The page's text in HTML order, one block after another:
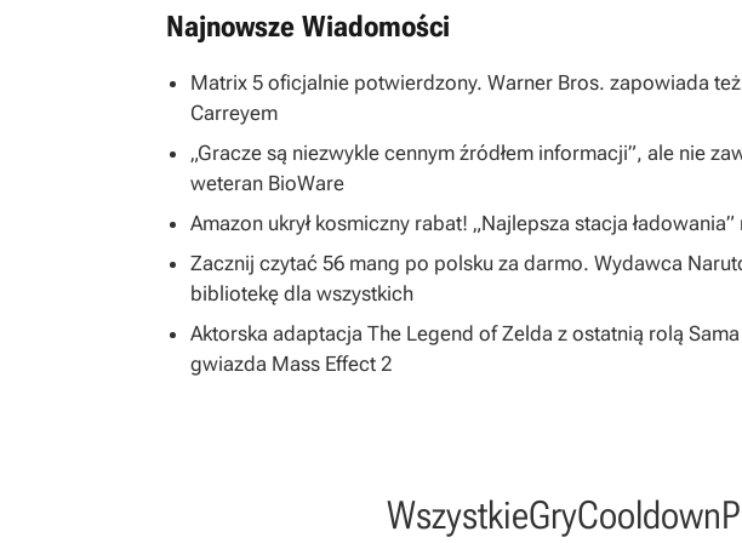
Najnowsze Wiadomości
Matrix 5 oficjalnie potwierdzony. Warner Bros. zapowiada
Carreyem
„Gracze są niezwykle cennym źródłem informacji”, ale nie
weteran BioWare
Amazon ukrył kosmiczny rabat! „Najlepsza stacja
Zacznij czytać 56 mang po polsku za darmo. Wydawca
bibliotekę dla wszystkich
Aktorska adaptacja The Legend of Zelda z ostatnią rolą
gwiazda Mass Effect 2
WszystkieGryCooldown